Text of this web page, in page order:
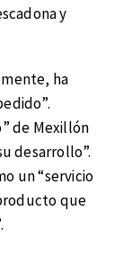
y
ha
de Mexillón
desarrollo”.
un “servicio
que